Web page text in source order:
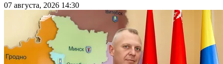
07 августа, 2026 14:30